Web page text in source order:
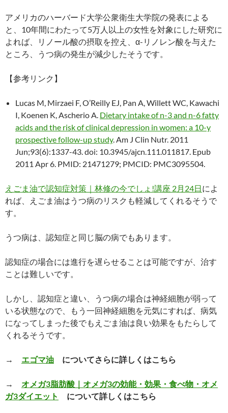
アメリカのハーバード大学公衆衛生大学院の発表による
と、10年間にわたって5万人以上の女性を対象にした研究に
よれば、リノール酸の摂取を控え、α-リノレン酸を与えた
ところ、うつ病の発生が減少したそうです。
【参考リンク】
Lucas M, Mirzaei F, O’Reilly EJ, Pan A, Willett WC, Kawachi
I, Koenen K, Ascherio A. Dietary intake of n-3 and n-6 fatty
acids and the risk of clinical depression in women: a 10-y
prospective follow-up study. Am J Clin Nutr. 2011
Jun;93(6):1337-43. doi: 10.3945/ajcn.111.011817. Epub
2011 Apr 6. PMID: 21471279; PMCID: PMC3095504.
えごま油で認知症対策｜林修の今でしょ!講座 2月24日によ
れば、えごま油はうつ病のリスクも軽減してくれるそうで
す。
うつ病は、認知症と同じ脳の病でもあります。
認知症の場合には進行を遅らせることは可能ですが、治す
ことは難しいです。
しかし、認知症と違い、うつ病の場合は神経細胞が弱って
いる状態なので、もう一回神経細胞を元気にすれば、病気
になってしまった後でもえごま油は良い効果をもたらして
くれるそうです。
→ エゴマ油 についてさらに詳しくはこちら
→ オメガ3脂肪酸｜オメガ3の効能・効果・食べ物・オメ
ガ3ダイエット
について詳しくはこちら